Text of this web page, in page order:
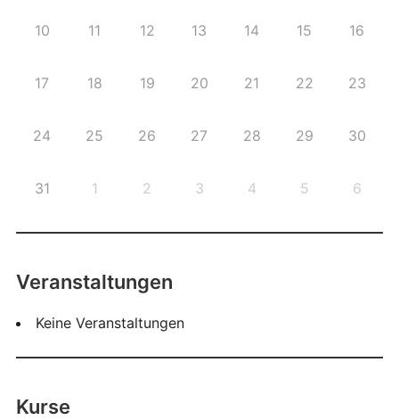
10 11 12 13 14 15 16
17 18 19 20 21 22 23
24 25 26 27 28 29 30
31 1 2 3 4 5 6
Veranstaltungen
Keine Veranstaltungen
Kurse